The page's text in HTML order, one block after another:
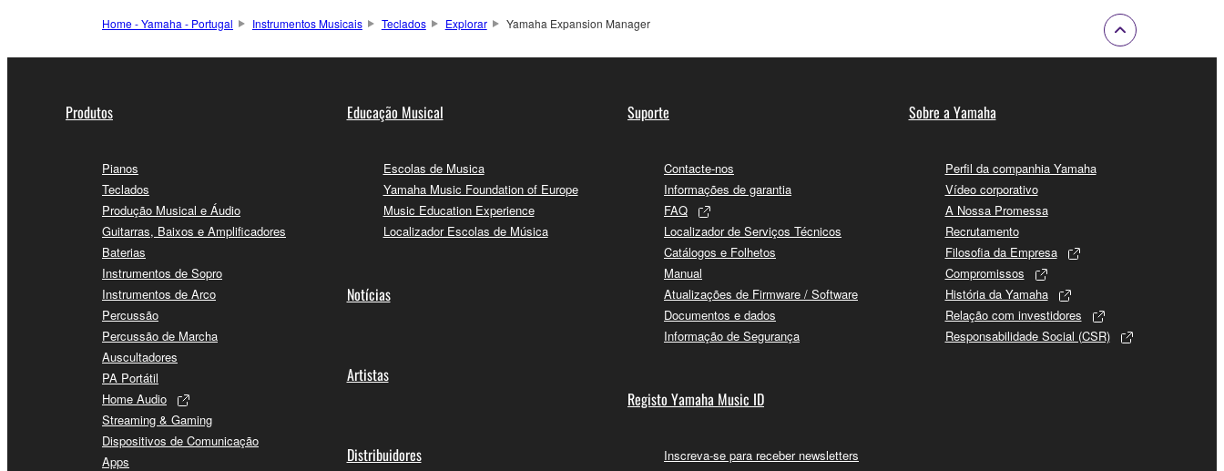
Home - Yamaha - Portugal Instrumentos Musicais Teclados Explorar Yamaha Expansion Manager
Produtos
Pianos
Teclados
Produção Musical e Áudio
Guitarras, Baixos e Amplificadores
Baterias
Instrumentos de Sopro
Instrumentos de Arco
Percussão
Percussão de Marcha
Auscultadores
PA Portátil
Home Audio
Streaming & Gaming
Dispositivos de Comunicação
Apps
Educação Musical
Escolas de Musica
Yamaha Music Foundation of Europe
Music Education Experience
Localizador Escolas de Música
Notícias
Artistas
Distribuidores
Suporte
Contacte-nos
Informações de garantia
FAQ
Localizador de Serviços Técnicos
Catálogos e Folhetos
Manual
Atualizações de Firmware / Software
Documentos e dados
Informação de Segurança
Registo Yamaha Music ID
Inscreva-se para receber newsletters
Sobre a Yamaha
Perfil da companhia Yamaha
Vídeo corporativo
A Nossa Promessa
Recrutamento
Filosofia da Empresa
Compromissos
História da Yamaha
Relação com investidores
Responsabilidade Social (CSR)